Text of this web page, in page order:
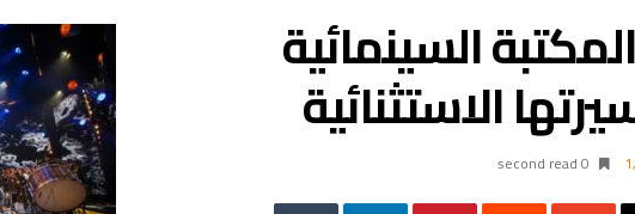
السينمائية
الاستثنائية
0 second read